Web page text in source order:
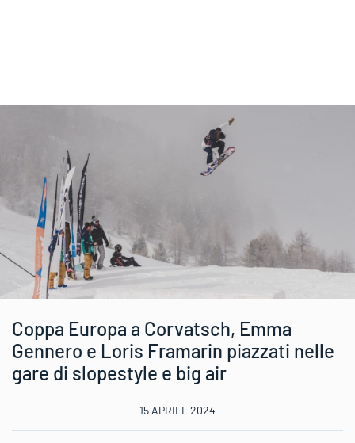
Coppa Europa a Corvatsch, Emma
Gennero e Loris Framarin piazzati nelle
gare di slopestyle e big air
15 APRILE 2024